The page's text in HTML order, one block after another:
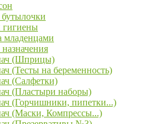
гигиены
младенцами
(Шприцы)
(Тесты на беременность)
(Салфетки)
(Пластыри наборы)
(Горчишники, пипетки...)
(Маски, Компрессы...)